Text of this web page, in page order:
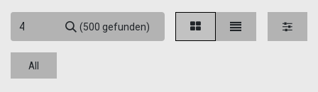
(500 gefunden)
All